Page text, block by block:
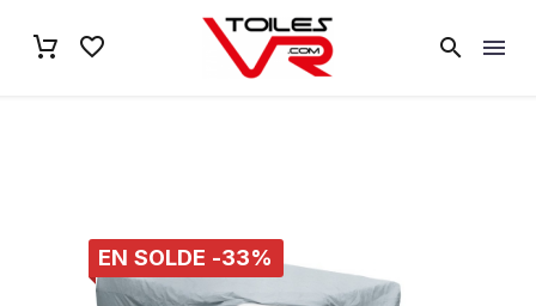
EN SOLDE -33%